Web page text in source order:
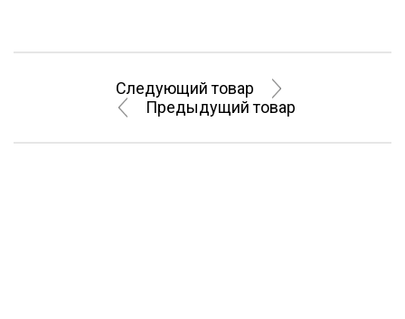
Следующий товар
Предыдущий товар